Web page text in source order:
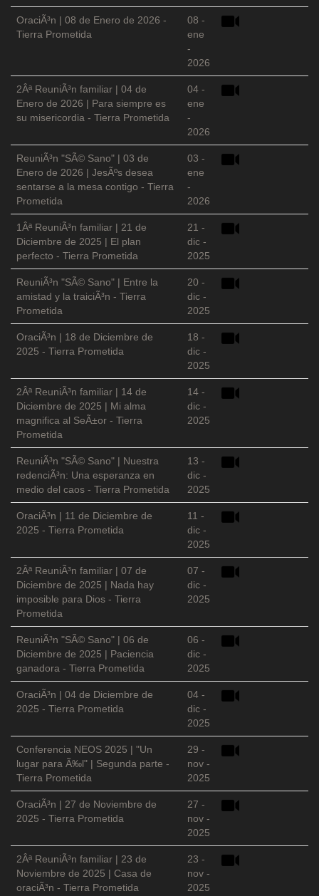
OraciÃ³n | 08 de Enero de 2026 -
Tierra Prometida
08 -
ene
-
2026
2Âª ReuniÃ³n familiar | 04 de
Enero de 2026 | Para siempre es
su misericordia - Tierra Prometida
04 -
ene
-
2026
ReuniÃ³n "SÃ© Sano" | 03 de
Enero de 2026 | JesÃºs desea
sentarse a la mesa contigo - Tierra
Prometida
03 -
ene
-
2026
1Âª ReuniÃ³n familiar | 21 de
Diciembre de 2025 | El plan
perfecto - Tierra Prometida
21 -
dic -
2025
ReuniÃ³n "SÃ© Sano" | Entre la
amistad y la traiciÃ³n - Tierra
Prometida
20 -
dic -
2025
OraciÃ³n | 18 de Diciembre de
2025 - Tierra Prometida
18 -
dic -
2025
2Âª ReuniÃ³n familiar | 14 de
Diciembre de 2025 | Mi alma
magnifica al SeÃ±or - Tierra
Prometida
14 -
dic -
2025
ReuniÃ³n "SÃ© Sano" | Nuestra
redenciÃ³n: Una esperanza en
medio del caos - Tierra Prometida
13 -
dic -
2025
OraciÃ³n | 11 de Diciembre de
2025 - Tierra Prometida
11 -
dic -
2025
2Âª ReuniÃ³n familiar | 07 de
Diciembre de 2025 | Nada hay
imposible para Dios - Tierra
Prometida
07 -
dic -
2025
ReuniÃ³n "SÃ© Sano" | 06 de
Diciembre de 2025 | Paciencia
ganadora - Tierra Prometida
06 -
dic -
2025
OraciÃ³n | 04 de Diciembre de
2025 - Tierra Prometida
04 -
dic -
2025
Conferencia NEOS 2025 | "Un
lugar para Ã‰l" | Segunda parte -
Tierra Prometida
29 -
nov -
2025
OraciÃ³n | 27 de Noviembre de
2025 - Tierra Prometida
27 -
nov -
2025
2Âª ReuniÃ³n familiar | 23 de
Noviembre de 2025 | Casa de
oraciÃ³n - Tierra Prometida
23 -
nov -
2025